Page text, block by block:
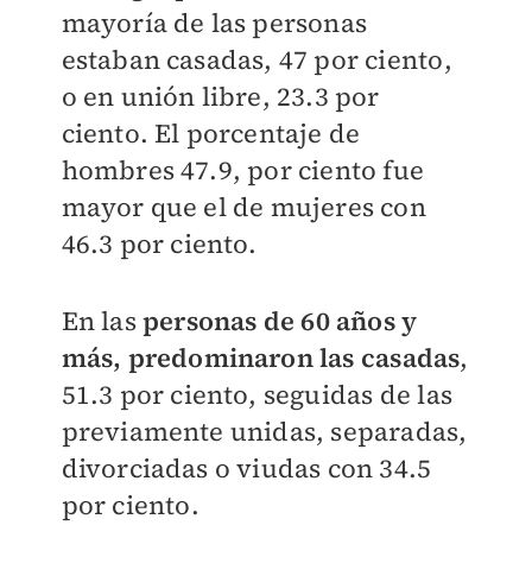
mayoría de las personas
estaban casadas, 47 por ciento,
o en unión libre, 23.3 por
ciento. El porcentaje de
hombres 47.9, por ciento fue
mayor que el de mujeres con
46.3 por ciento.
En laspersonas de 60 años y
más, predominaron las casadas,
51.3 por ciento, seguidas de las
previamente unidas, separadas,
divorciadas o viudas con 34.5
por ciento.